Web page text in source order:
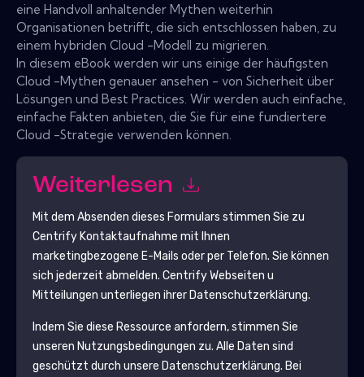
eine Handvoll anhaltender Mythen weiterhin
Organisationen betrifft, die sich entschlossen haben, zu
einem hybriden Cloud -Modell zu migrieren.
In diesem eBook werden wir uns einige der häufigsten
Cloud -Mythen genauer ansehen - von Sicherheit über
Lösungen und Best Practices. Wir werden auch einfache,
einfache Fakten anbieten, die Sie für eine fundiertere
Cloud -Strategie verwenden können.
Weiterlesen
Mit dem Absenden dieses Formulars stimmen Sie zu
CentrifyKontaktaufnahme mit Ihnen
marketingbezogene E-Mails oder per Telefon. Sie können
sich jederzeit abmelden. CentrifyWebseiten u
Mitteilungen unterliegen ihrer Datenschutzerklärung.
Indem Sie diese Ressource anfordern, stimmen Sie
unseren Nutzungsbedingungen zu. Alle Daten sind
geschützt durch unsere Datenschutzerklärung. Bei